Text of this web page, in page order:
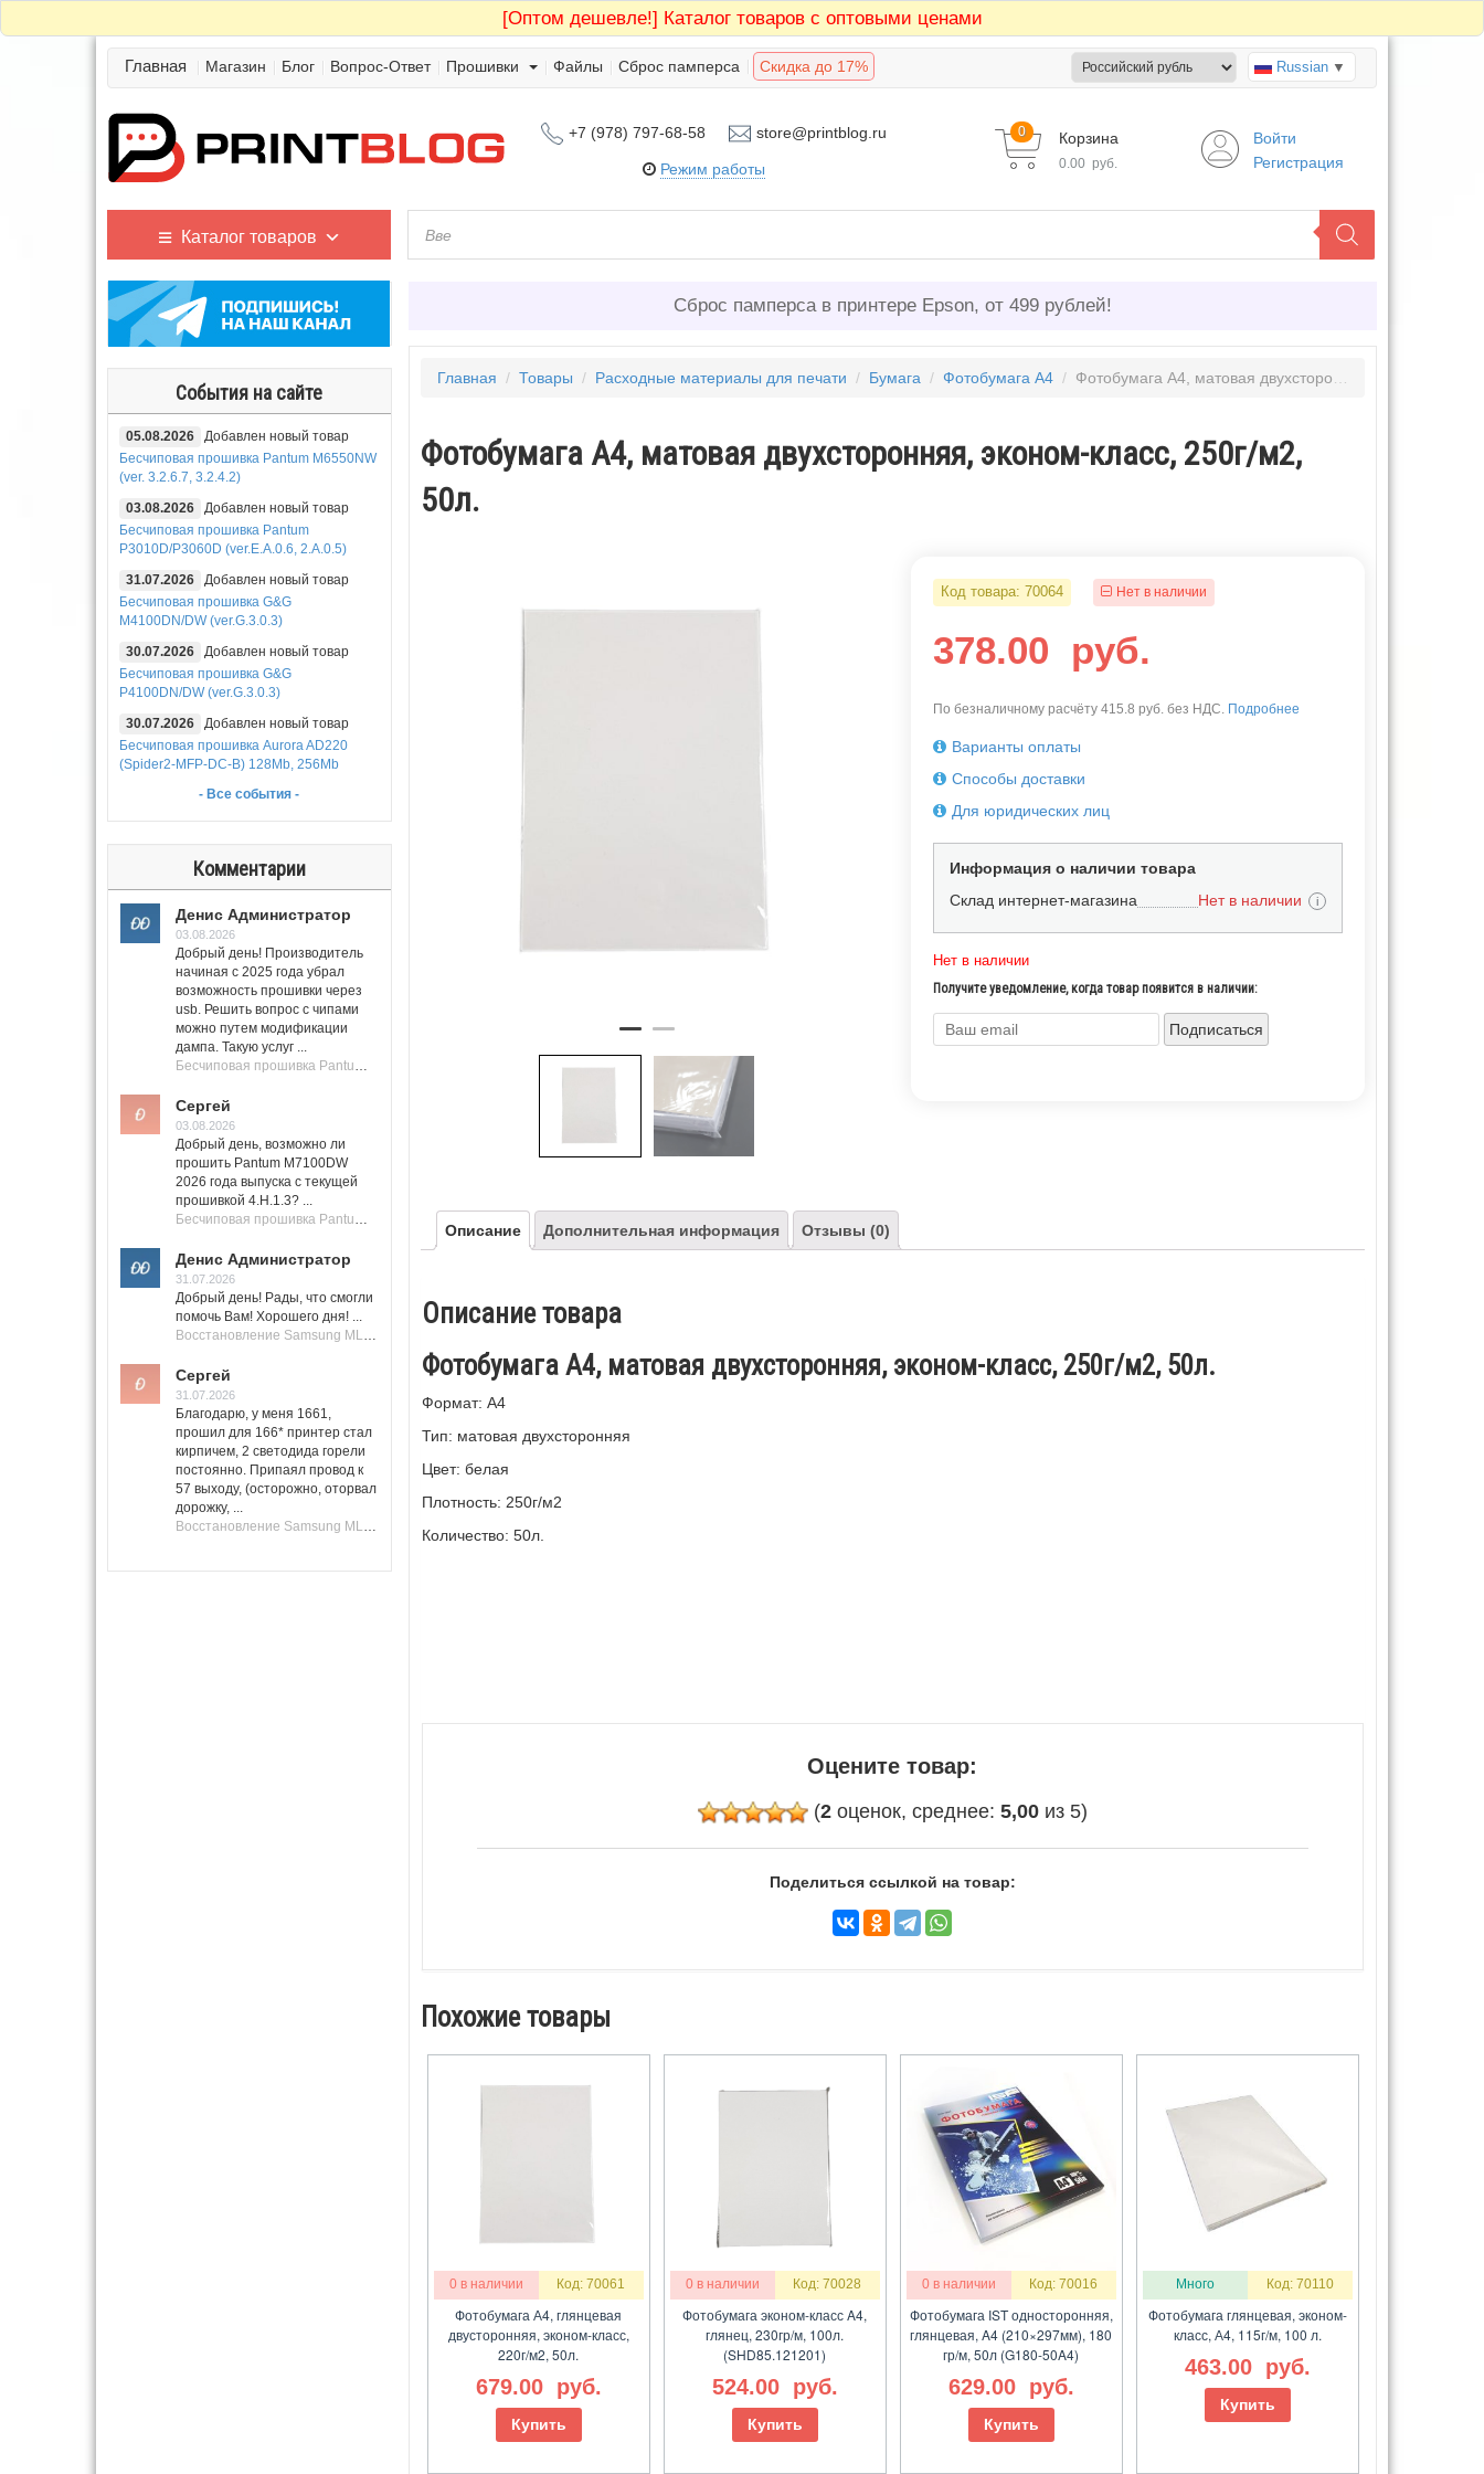
[Оптом дешевле!] Каталог товаров с оптовыми ценами
Главная Магазин Блог Вопрос-Ответ Прошивки Файлы Сброс памперса Скидка до 17% Russian ▼
+7 (978) 797-68-58 store@printblog.ru
Режим работы
Корзина
0
0.00 руб.
Войти
Регистрация
Каталог товаров
События на сайте
05.08.2026
Добавлен новый товар
Бесчиповая прошивка Pantum M6550NW
(ver. 3.2.6.7, 3.2.4.2)
03.08.2026
Добавлен новый товар
Бесчиповая прошивка Pantum
P3010D/P3060D (ver.E.A.0.6, 2.A.0.5)
31.07.2026
Добавлен новый товар
Бесчиповая прошивка G&G
M4100DN/DW (ver.G.3.0.3)
30.07.2026
Добавлен новый товар
Бесчиповая прошивка G&G
P4100DN/DW (ver.G.3.0.3)
30.07.2026
Добавлен новый товар
Бесчиповая прошивка Aurora AD220
(Spider2-MFP-DC-B) 128Mb, 256Mb
- Все события -
Комментарии
Денис Администратор
03.08.2026
Добрый день! Производитель
начиная с 2025 года убрал
возможность прошивки через
usb. Решить вопрос с чипами
можно путем модификации
дампа. Такую услуг ...
Бесчиповая прошивка Pantum M7100 Series (M7100, M7108, M7102, M7103, M7105)
Сергей
03.08.2026
Добрый день, возможно ли
прошить Pantum M7100DW
2026 года выпуска с текущей
прошивкой 4.H.1.3? ...
Бесчиповая прошивка Pantum M7100 Series (M7100, M7108, M7102, M7103, M7105)
Денис Администратор
31.07.2026
Добрый день! Рады, что смогли
помочь Вам! Хорошего дня! ...
Восстановление Samsung ML-1661, ML-1666 после не удачной прошивки.
Сергей
31.07.2026
Благодарю, у меня 1661,
прошил для 166* принтер стал
кирпичем, 2 светодида горели
постоянно. Припаял провод к
57 выходу, (осторожно, оторвал
дорожку, ...
Восстановление Samsung ML-1661, ML-1666 после не удачной прошивки.
Сброс памперса в принтере Epson, от 499 рублей!
Главная / Товары / Расходные материалы для печати / Бумага / Фотобумага А4/ Фотобумага А4, матовая двухсторонняя, эконом-класс, 250г/м2, 50л.
Фотобумага А4, матовая двухсторонняя, эконом-класс, 250г/м2,
50л.
Код товара: 70064 Нет в наличии
378.00 руб.
По безналичному расчёту 415.8 руб. без НДС. Подробнее
Варианты оплаты
Способы доставки
Для юридических лиц
Информация о наличии товара
Склад интернет-магазина
Нет в наличии i
Нет в наличии
Получите уведомление, когда товар появится в наличии:
Подписаться
Описание Дополнительная информация Отзывы (0)
Описание товара
Фотобумага А4, матовая двухсторонняя, эконом-класс, 250г/м2, 50л.
Формат: А4
Тип: матовая двухсторонняя
Цвет: белая
Плотность: 250г/м2
Количество: 50л.
Оцените товар:
(2оценок, среднее: 5,00из 5)
Поделиться ссылкой на товар:
Похожие товары
0 в наличии Код: 70061
Фотобумага А4, глянцевая
двусторонняя, эконом-класс,
220г/м2, 50л.
679.00 руб.
Купить
0 в наличии Код: 70028
Фотобумага эконом-класс A4,
глянец, 230гр/м, 100л.
(SHD85.121201)
524.00 руб.
Купить
0 в наличии Код: 70016
Фотобумага IST односторонняя,
глянцевая, A4 (210×297мм), 180
гр/м, 50л (G180-50A4)
629.00 руб.
Купить
Много Код: 70110
Фотобумага глянцевая, эконом-
класс, А4, 115г/м, 100 л.
463.00 руб.
Купить